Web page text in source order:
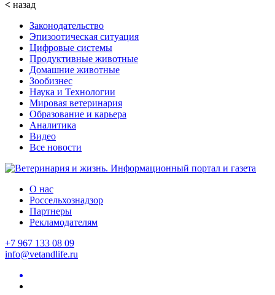
< назад
Законодательство
Эпизоотическая ситуация
Цифровые системы
Продуктивные животные
Домашние животные
Зообизнес
Наука и Технологии
Мировая ветеринария
Образование и карьера
Аналитика
Видео
Все новости
О нас
Россельхознадзор
Партнеры
Рекламодателям
+7 967 133 08 09
info@vetandlife.ru